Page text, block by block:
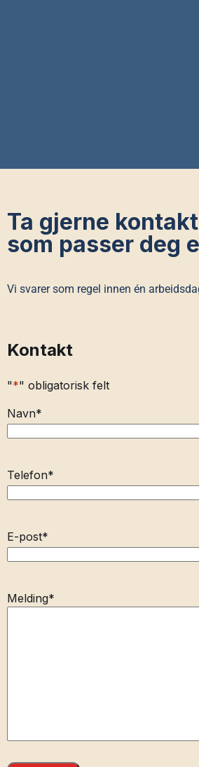
Ta gjerne
som passer deg
Vi svarer som regel innen én
Kontakt
"*" obligatorisk felt
Navn*
Telefon*
E-post*
Melding*